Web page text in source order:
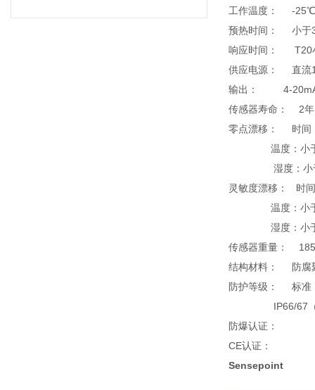
工作温度： -
预热时间： 小于
响应时间： T20
供应电源： 直流
输出： 4-
传感器寿命： 2年
零点漂移： 时间
温度：小于
湿度：小于
灵敏度漂移： 时
温度：小于
湿度：小于
传感器重量
结构材料： 防腐
防护等级： 标
IP66/67（加
防爆认证：
CE认证：
Sensepoint